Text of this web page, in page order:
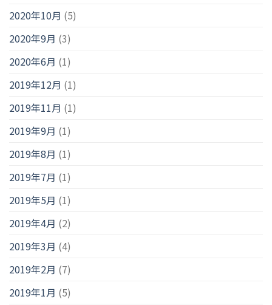
2020年10月 (5)
2020年9月 (3)
2020年6月 (1)
2019年12月 (1)
2019年11月 (1)
2019年9月 (1)
2019年8月 (1)
2019年7月 (1)
2019年5月 (1)
2019年4月 (2)
2019年3月 (4)
2019年2月 (7)
2019年1月 (5)